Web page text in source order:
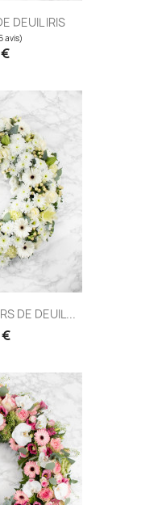
DEUIL IRIS
DE DEUIL...